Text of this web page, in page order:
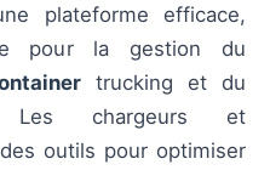
plateforme efficace,
pour la gestion du
trucking et du
chargeurs et
outils pour optimiser